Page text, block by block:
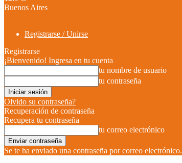
Buenos Aires
Registrarse / Unirse
Registrarse
¡Bienvenido! Ingresa en tu cuenta
tu nombre de usuario
tu contraseña
Olvido su contraseña?
Recuperación de contraseña
Recupera tu contraseña
tu correo electrónico
Se te ha enviado una contraseña por correo electrónico.